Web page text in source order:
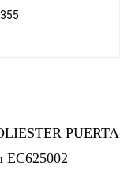
PUERTA
EC625002